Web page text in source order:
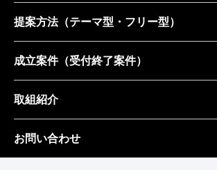
提案方法（テーマ型・フリー型）
成立案件（受付終了案件）
取組紹介
お問い合わせ